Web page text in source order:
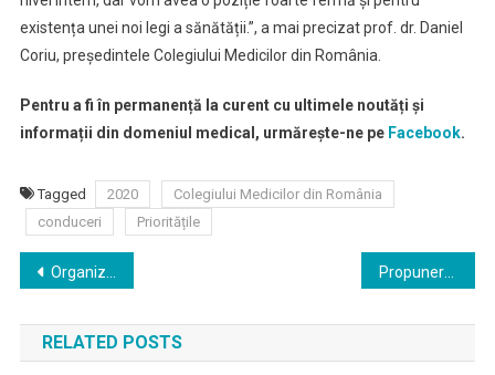
existența unei noi legi a sănătății.”, a mai precizat prof. dr. Daniel
Coriu, președintele Colegiului Medicilor din România.
Pentru a fi în permanență la curent cu ultimele noutăți și
informații din domeniul medical, urmărește-ne pe Facebook.
Tagged 2020
Colegiului Medicilor din România
conduceri
Prioritățile
Navigare
în
articole
Organizarea concursului de intrare în Rezidențiat în domeniile medicină, medicină dentară și farmacie a intrat în linie dreaptă.
RELATED POSTS